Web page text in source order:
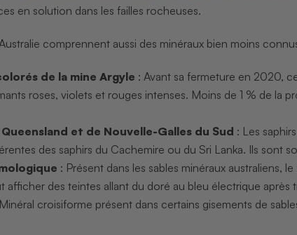
en solution dans les failles rocheuses.
comprennent aussi des minéraux bien moins
de la mine Argyle : Avant sa fermeture en 2020,
roses, violets et rouges intenses. Moins de 1 % de la
et de Nouvelle-Galles du Sud : Les
des saphirs du Cachemire ou du Sri Lanka. Ils sont
: Présent dans les sables minéraux australiens,
afficher des teintes allant du doré au bleu électrique après
croisiforme présent dans certains gisements de